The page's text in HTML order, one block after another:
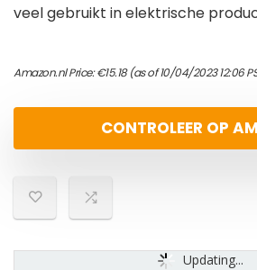
veel gebruikt in elektrische
Amazon.nl Price:€15.18(as of 10/04/2023 12:06
CONTROLEER OP
Updating...